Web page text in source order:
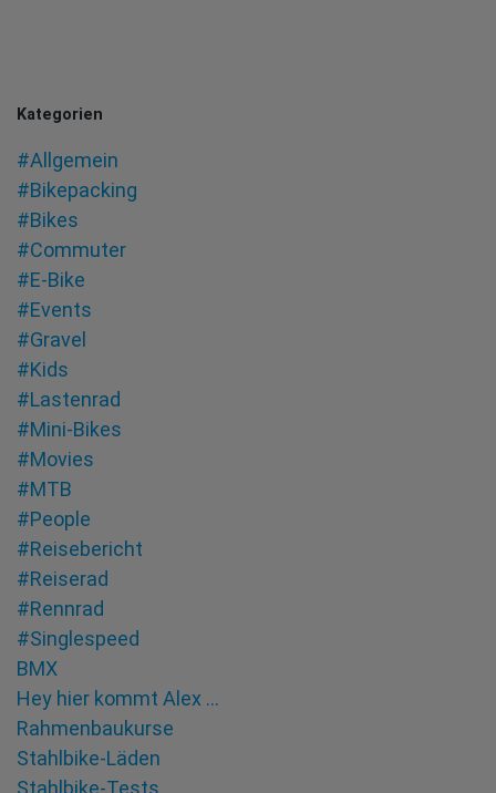
Kategorien
#Allgemein
#Bikepacking
#Bikes
#Commuter
#E-Bike
#Events
#Gravel
#Kids
#Lastenrad
#Mini-Bikes
#Movies
#MTB
#People
#Reisebericht
#Reiserad
#Rennrad
#Singlespeed
BMX
Hey hier kommt Alex …
Rahmenbaukurse
Stahlbike-Läden
Stahlbike-Tests